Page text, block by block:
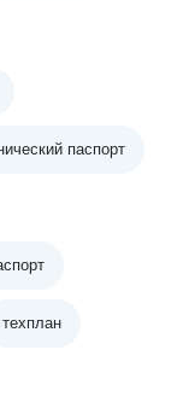
паспорт
техплан